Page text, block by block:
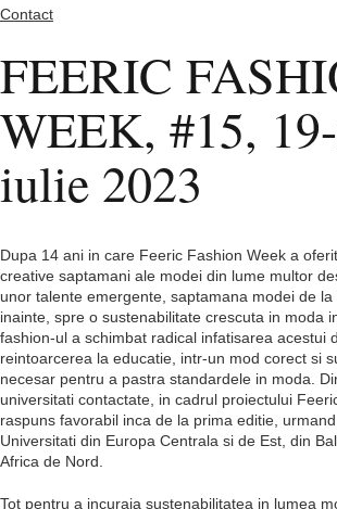
Contact
FEERIC
WEEK, #15,
iulie 2023
Dupa 14 ani in care Feeric Fashion Week a
creative saptamani ale modei din lume multor
unor talente emergente, saptamana modei de
inainte, spre o sustenabilitate crescuta in moda
fashion-ul a schimbat radical infatisarea acestui
reintoarcerea la educatie, intr-un mod corect si
necesar pentru a pastra standardele in moda.
universitati contactate, in cadrul proiectului
raspuns favorabil inca de la prima editie,
Universitati din Europa Centrala si de Est, din
Africa de Nord.
Tot pentru a incuraja sustenabilitatea in lumea